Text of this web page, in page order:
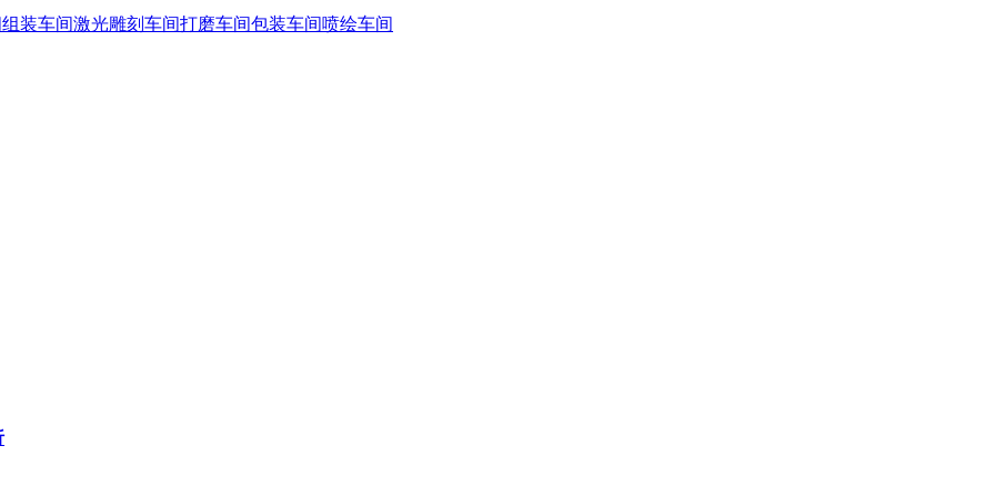
组装车间激光雕刻车间打磨车间包装车间喷绘车间